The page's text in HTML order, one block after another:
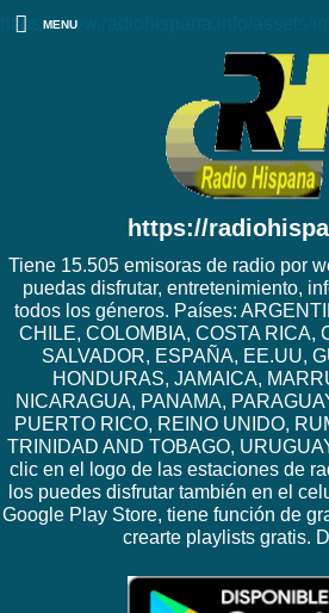
https://www.radiohispana.info/
https://
Tiene 15.505 emisoras de radio por
puedas disfrutar, entretenimiento,
todos los géneros. Países:
CHILE, COLOMBIA, COSTA RICA,
SALVADOR, ESPAÑA, EE.UU,
HONDURAS, JAMAICA,
NICARAGUA, PANAMA,
PUERTO RICO, REINO UNIDO,
TRINIDAD AND TOBAGO,
clic en el logo de las estaciones de
los puedes disfrutar también en el
Google Play Store, tiene función de
crearte playlists gratis.
MENU